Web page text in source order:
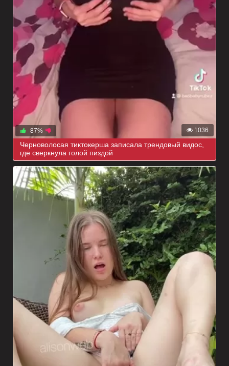
1036
87%
Черноволосая тиктокерша записала трендовый видос,
где сверкнула голой пиздой